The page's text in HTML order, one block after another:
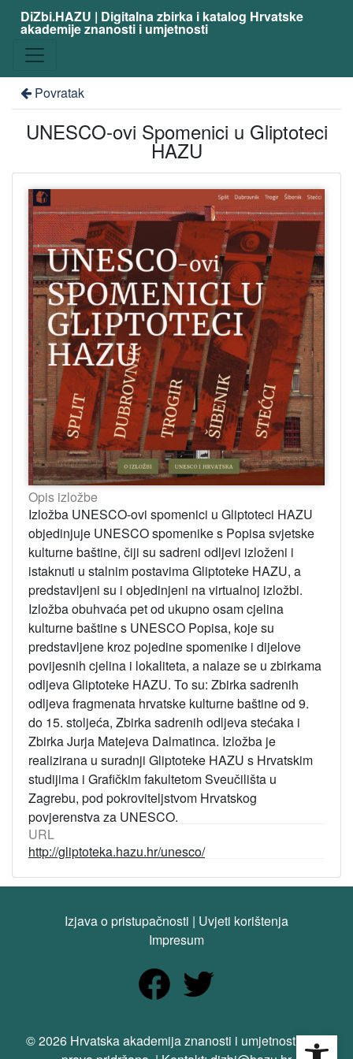
DiZbi.HAZU | Digitalna zbirka i katalog Hrvatske
akademije znanosti i umjetnosti
Povratak
UNESCO-ovi Spomenici u Gliptoteci
HAZU
Opis izložbe
Izložba UNESCO-ovi spomenici u Gliptoteci HAZU
objedinjuje UNESCO spomenike s Popisa svjetske
kulturne baštine, čiji su sadreni odljevi izloženi i
istaknuti u stalnim postavima Gliptoteke HAZU, a
predstavljeni su i objedinjeni na virtualnoj izložbi.
Izložba obuhvaća pet od ukupno osam cjelina
kulturne baštine s UNESCO Popisa, koje su
predstavljene kroz pojedine spomenike i dijelove
povijesnih cjelina i lokaliteta, a nalaze se u zbirkama
odljeva Gliptoteke HAZU. To su: Zbirka sadrenih
odljeva fragmenata hrvatske kulturne baštine od 9.
do 15. stoljeća, Zbirka sadrenih odljeva stećaka i
Zbirka Jurja Matejeva Dalmatinca. Izložba je
realizirana u suradnji Gliptoteke HAZU s Hrvatskim
studijima i Grafičkim fakultetom Sveučilišta u
Zagrebu, pod pokroviteljstvom Hrvatskog
povjerenstva za UNESCO.
URL
http://gliptoteka.hazu.hr/unesco/
Izjava o pristupačnosti | Uvjeti korištenja
Impresum
© 2026 Hrvatska akademija znanosti i umjetnosti. Sva